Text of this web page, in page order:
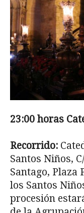
23:00 horas
Recorrido:
San­tos Niños,
Santago, Plaza
los Santos
procesión